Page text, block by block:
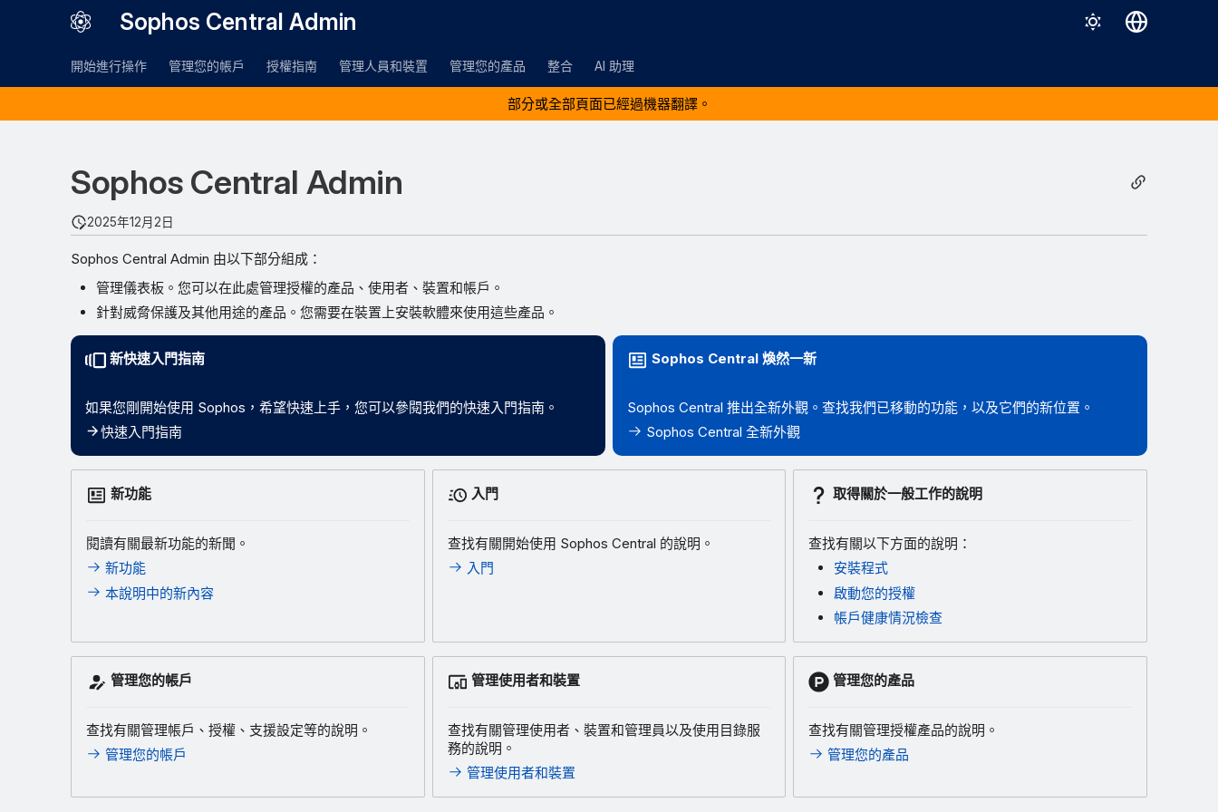
Sophos Central Admin
開始進行操作 管理您的帳戶 授權指南 管理人員和裝置 管理您的產品 整合 AI 助理
部分或全部頁面已經過機器翻譯。
Sophos Central Admin
2025年12月2日
Sophos Central Admin 由以下部分組成：
管理儀表板。您可以在此處管理授權的產品、使用者、裝置和帳戶。
針對威脅保護及其他用途的產品。您需要在裝置上安裝軟體來使用這些產品。
新快速入門指南
如果您剛開始使用 Sophos，希望快速上手，您可以參閱我們的快速入門指南。
快速入門指南
Sophos Central 煥然一新
Sophos Central 推出全新外觀。查找我們已移動的功能，以及它們的新位置。
Sophos Central 全新外觀
新功能
閱讀有關最新功能的新聞。
新功能
本說明中的新內容
入門
查找有關開始使用 Sophos Central 的說明。
入門
取得關於一般工作的說明
查找有關以下方面的說明：
安裝程式
啟動您的授權
帳戶健康情況檢查
管理您的帳戶
查找有關管理帳戶、授權、支援設定等的說明。
管理您的帳戶
管理使用者和裝置
查找有關管理使用者、裝置和管理員以及使用目錄服
務的說明。
管理使用者和裝置
管理您的產品
查找有關管理授權產品的說明。
管理您的產品